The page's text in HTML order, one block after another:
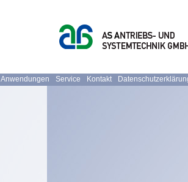
Anwendungen Service Kontakt